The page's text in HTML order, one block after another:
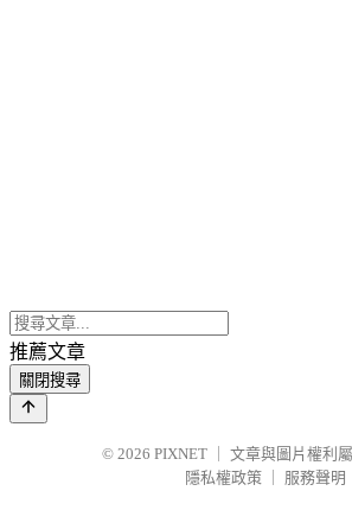
推薦文章
關閉搜尋
© 2026 PIXNET
文章與圖片權利
隱私權政策
服務聲明